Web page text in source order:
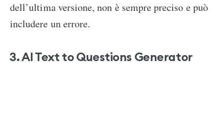
dell’ultima versione, non è sempre preciso e può
includere un errore.
3. AI Text to Questions Generator